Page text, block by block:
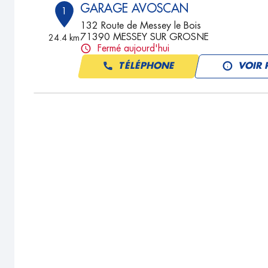
1
24.4 km
GARAGE AVOSCAN
132 Route de Messey le Bois
71390 MESSEY SUR GROSNE
Fermé aujourd'hui
TÉLÉPHONE VOIR